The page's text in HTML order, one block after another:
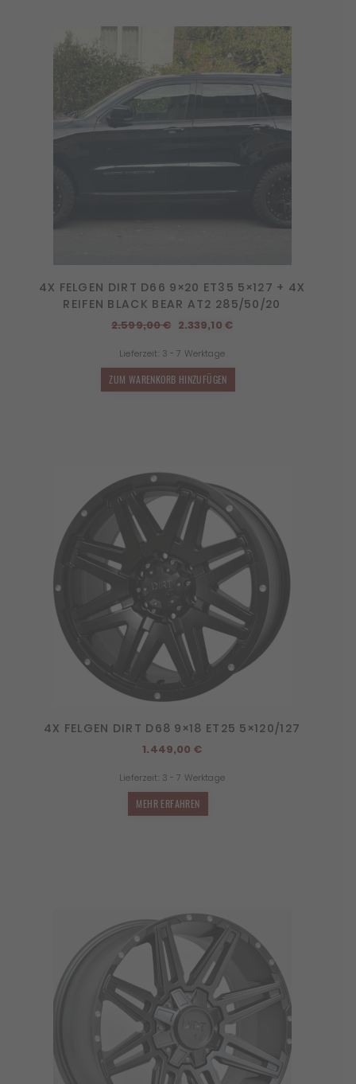
4X FELGEN DIRT D66 9×20 ET35 5×127 + 4X
REIFEN BLACK BEAR AT2 285/50/20
2.599,00€ Ursprünglicher
war:
2.599,00 €
2.339,10 €Aktueller
Lieferzeit: 3 - 7 Werktage
ZUM WARENKORB HINZUFÜGEN
4X FELGEN DIRT D68 9×18 ET25 5×120/127
1.449,00 €
Lieferzeit: 3 - 7 Werktage
MEHR ERFAHREN